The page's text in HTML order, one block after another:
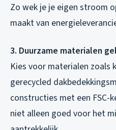
Zo wek je je eigen stroom
maakt van
3. Duurzame materialen
Kies voor materialen zoals
gerecycled
constructies met een FSC-
niet alleen goed voor het